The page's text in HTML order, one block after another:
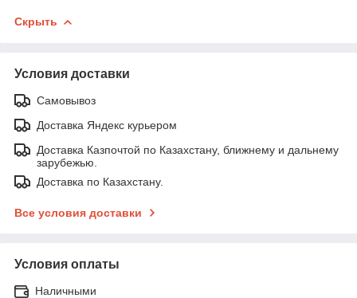
Скрыть
Условия доставки
Самовывоз
Доставка Яндекс курьером
Доставка Казпочтой по Казахстану, ближнему и дальнему
зарубежью.
Доставка по Казахстану.
Все условия доставки
Условия оплаты
Наличными